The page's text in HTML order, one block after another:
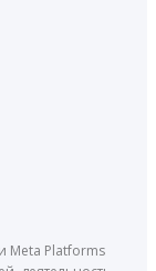
Meta Platforms